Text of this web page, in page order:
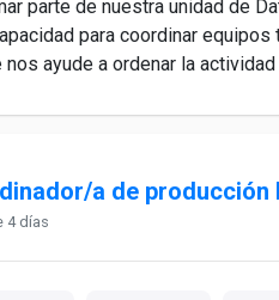
parte de nuestra unidad de
para coordinar
nos ayude a ordenar la
a de producción
4 días